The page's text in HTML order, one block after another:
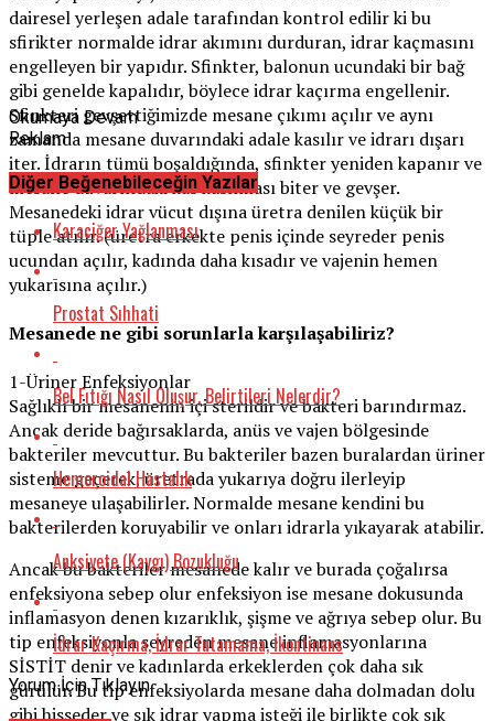
dairesel yerleşen adale tarafından kontrol edilir ki bu
sfirikter normalde idrar akımını durduran, idrar kaçmasını
engelleyen bir yapıdır. Sfinkter, balonun ucundaki bir bağ
gibi genelde kapalıdır, böylece idrar kaçırma engellenir.
Sfinkteri gevşettiğimizde mesane çıkımı açılır ve aynı
zamanda mesane duvarındaki adale kasılır ve idrarı dışarı
iter. İdrarın tümü boşaldığında, sfinkter yeniden kapanır ve
mesane duvarındaki kas kasılması biter ve gevşer.
Mesanedeki idrar vücut dışına üretra denilen küçük bir
tüple atılır. (üretra erkekte penis içinde seyreder penis
ucundan açılır, kadında daha kısadır ve vajenin hemen
yukarısına açılır.)
Mesanede ne gibi sorunlarla karşılaşabiliriz?
1-Üriner Enfeksiyonlar
Sağlıklı bir mesanenin içi sterildir ve bakteri barındırmaz.
Ancak deride bağırsaklarda, anüs ve vajen bölgesinde
bakteriler mevcuttur. Bu bakteriler bazen buralardan üriner
sisteme geçerek, üretrada yukarıya doğru ilerleyip
mesaneye ulaşabilirler. Normalde mesane kendini bu
bakterilerden koruyabilir ve onları idrarla yıkayarak atabilir.
Ancak bu bakteriler mesanede kalır ve burada çoğalırsa
enfeksiyona sebep olur enfeksiyon ise mesane dokusunda
inflamasyon denen kızarıklık, şişme ve ağrıya sebep olur. Bu
tip enfeksiyonla seyreden mesane inflamasyonlarına
SİSTİT denir ve kadınlarda erkeklerden çok daha sık
gürülür. Bu tip enfeksiyolarda mesane daha dolmadan dolu
gibi hisseder ve sık idrar yapma isteği ile birlikte çok sık
Okumaya Devam
Reklam
Diğer Beğenebileceğin Yazılar
Karaciğer Yağlanması
Prostat Sıhhati
Bel Fıtığı Nasıl Oluşur, Belirtileri Nelerdir?
Hemoroidal Hastalık
Anksiyete (Kaygı) Bozukluğu
İdrar Kaçırma, İdrar Tutamama, İkontinans
Yorum İçin Tıklayın